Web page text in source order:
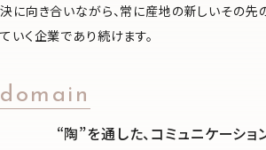
決に向き合いながら、常に産地の新しいその先
ていく企業であり続けます。
domain
“陶”を通した、コミュニケーショ